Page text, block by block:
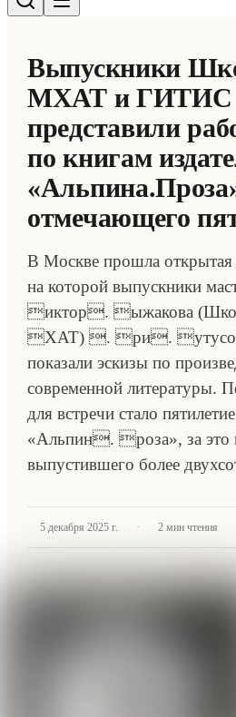
Выпускники
МХАТ и ГИТИС
представили
по книгам
отмечающего
В Москве прошла открытая
на которой выпускники
иктор. ыжакова
ХАТ) . ри.
показали эскизы по
современной литературы.
для встречи стало
«Альпин. роза», за это
выпустившего более
5 декабря 2025 г. · 2 мин чтения